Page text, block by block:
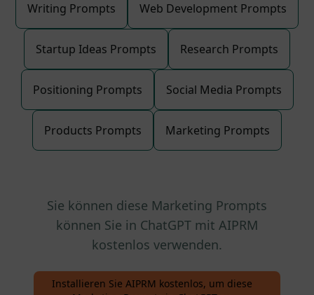
Writing Prompts Web Development Prompts
Startup Ideas Prompts Research Prompts
Positioning Prompts Social Media Prompts
Products Prompts Marketing Prompts
Sie können diese Marketing Prompts
können Sie in ChatGPT mit AIPRM
kostenlos verwenden.
Installieren Sie AIPRM kostenlos, um diese